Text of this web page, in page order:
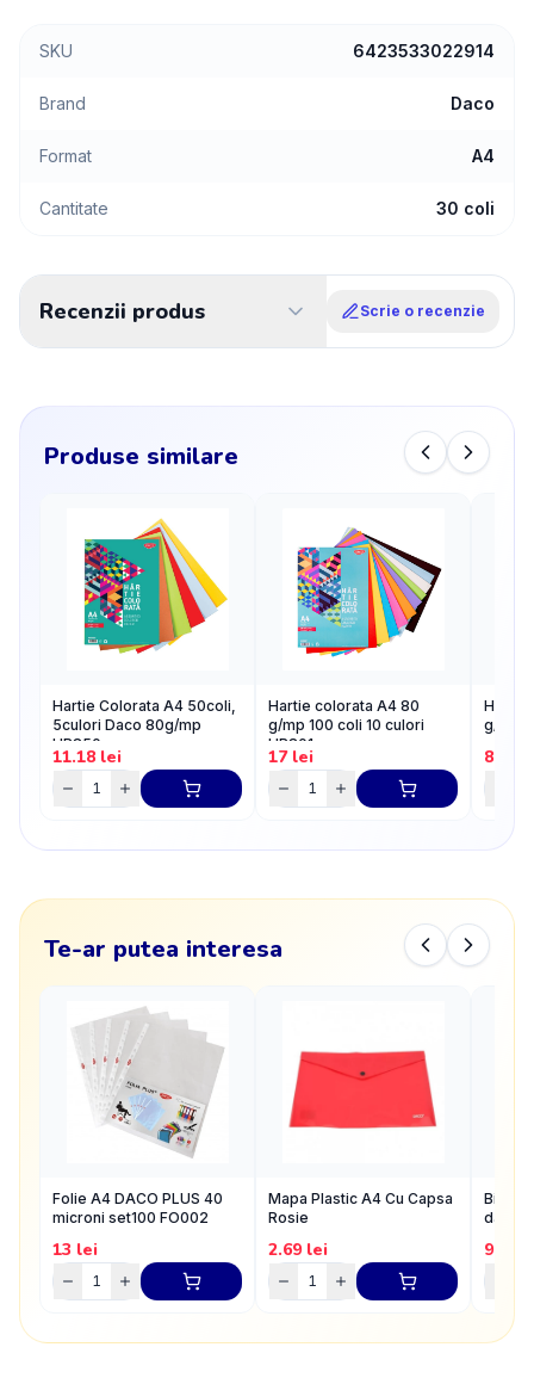
SKU 6423533022914
Brand Daco
Format A4
Cantitate 30 coli
Recenzii produs Scrie o recenzie
Produse similare
Hartie Colorata A4 50coli,
5culori Daco 80g/mp
HR850
11.18 lei
Hartie colorata A4 80
g/mp 100 coli 10 culori
HR801
17lei
Hartie
g/mp
8.64
Te-ar putea interesa
Folie A4 DACO PLUS 40
microni set100 FO002
13 lei
Mapa Plastic A4 Cu Capsa
Rosie
2.69 lei
daco
9.15